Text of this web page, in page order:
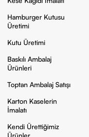
Hamburger Kutusu
Üretimi
Kutu Üretimi
Baskılı Ambalaj
Ürünleri
Toptan Ambalaj Satışı
Karton Kaselerin
İmalatı
Kendi Ürettiğimiz